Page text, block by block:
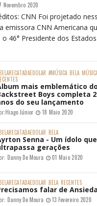
Novembro 2020
CNN Foi projetado
emissora CNN Americana
46° Presidente dos Estados
#MÚSICA BELA
mais emblemático
Boys completa
do seu lançamento
Hiago Júnior 18 Maio 2020
BELA
Senna - Um ídolo que
gerações
Danny De Moura 01 Maio 2020
BELA RECENTES
falar de
Danny De Moura 13 Fevereiro 2020